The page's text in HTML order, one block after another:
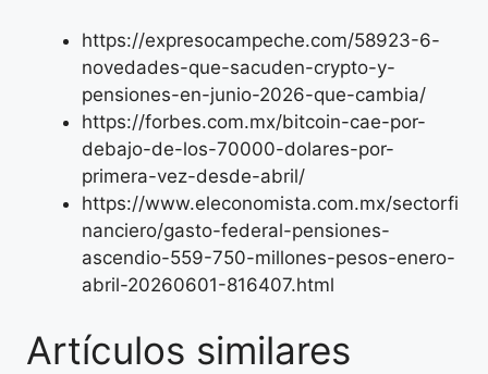
https://expresocampeche.com/58923-6-
novedades-que-sacuden-crypto-y-
pensiones-en-junio-2026-que-cambia/
https://forbes.com.mx/bitcoin-cae-por-
debajo-de-los-70000-dolares-por-
primera-vez-desde-abril/
https://www.eleconomista.com.mx/sectorfi
nanciero/gasto-federal-pensiones-
ascendio-559-750-millones-pesos-enero-
abril-20260601-816407.html
Artículos similares